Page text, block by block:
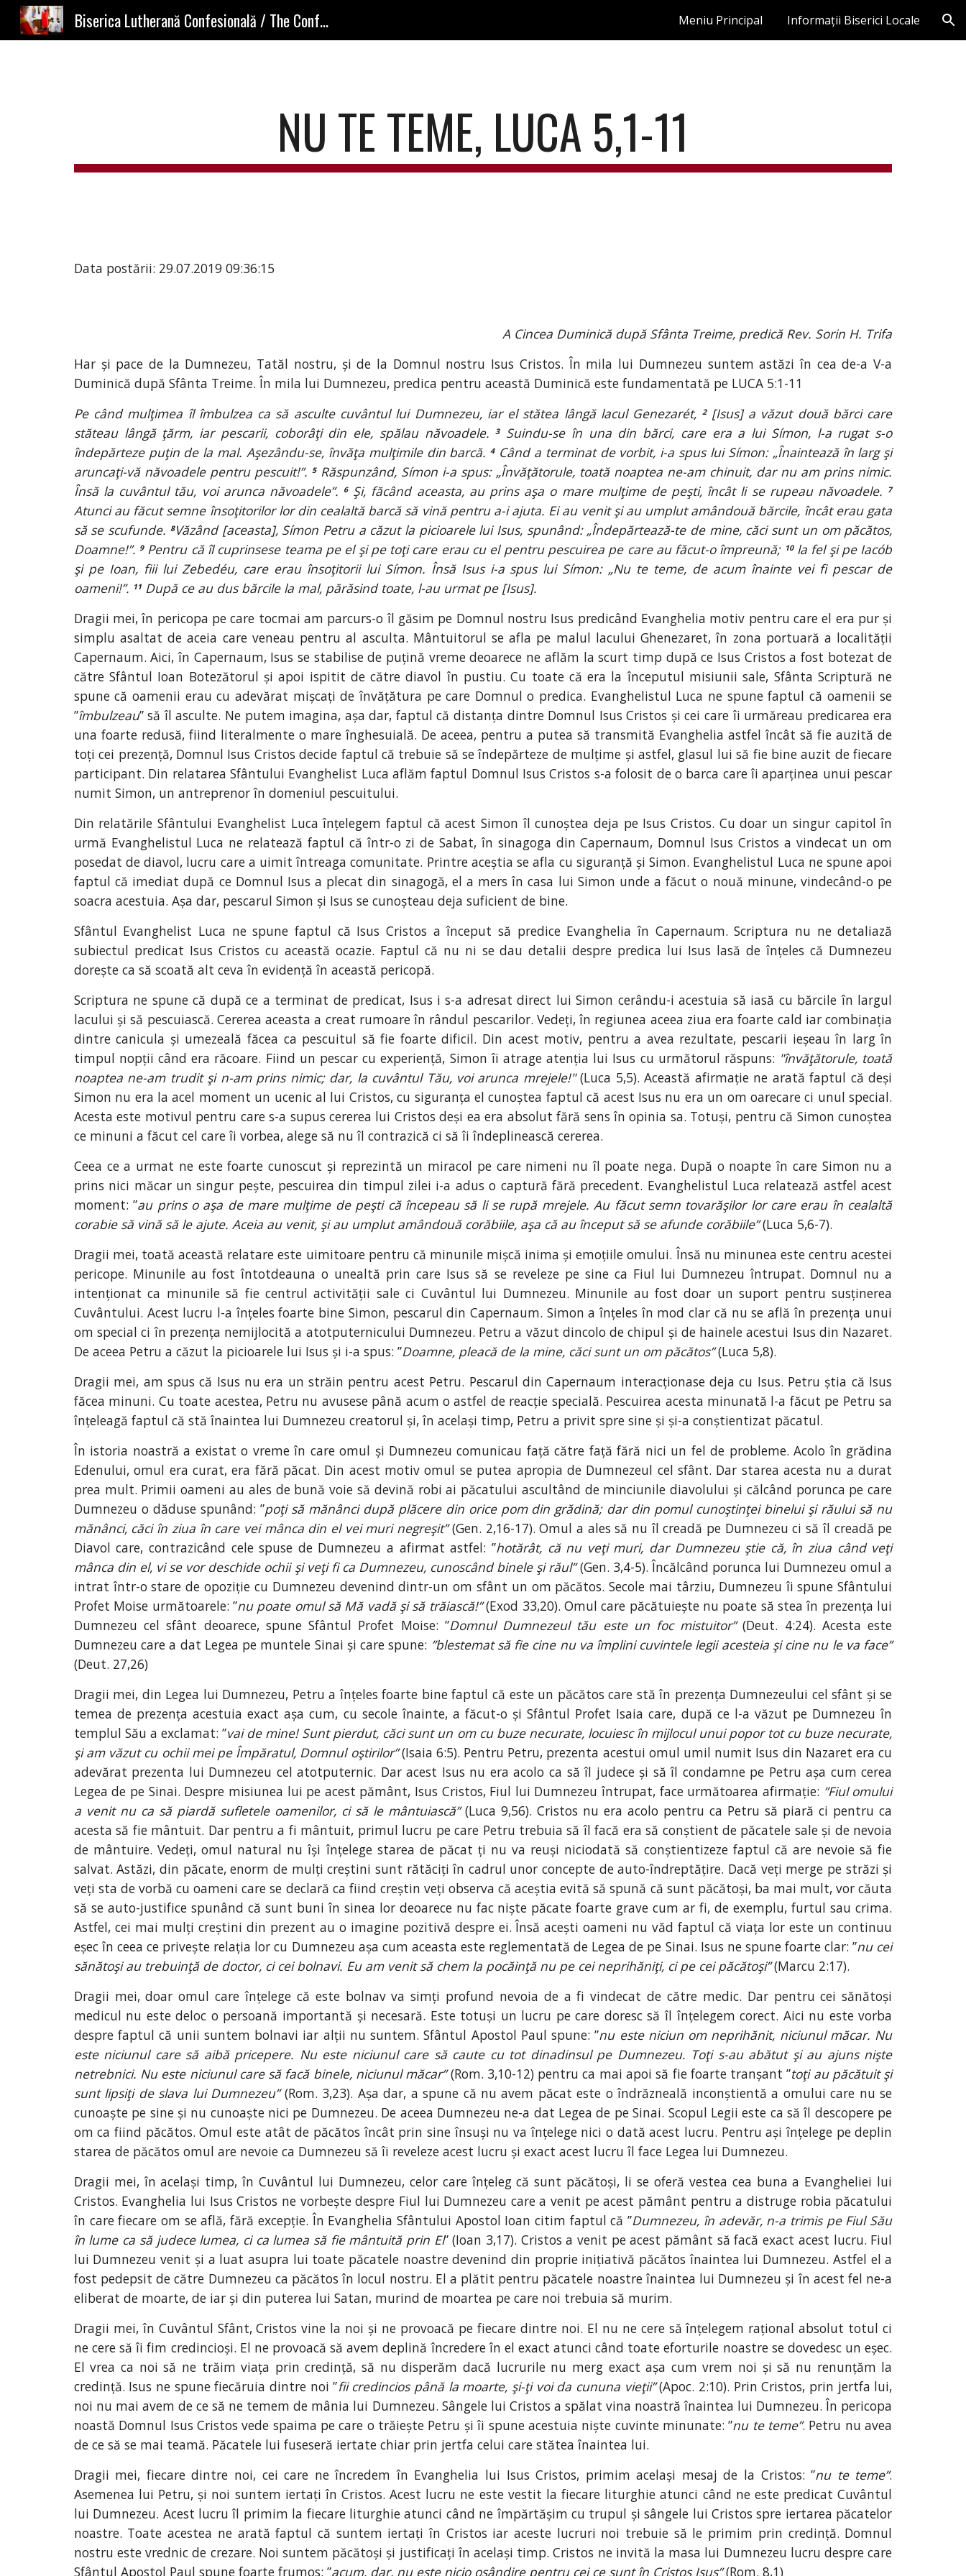
Skip to main content
Biserica Lutherană Confesională / The Confessional Lutheran Church Meniu Principal Informații Biserici Locale
NU TE TEME, LUCA 5,1-11
Data postării: 29.07.2019 09:36:15
A Cincea Duminică după Sfânta Treime, predică Rev. Sorin H. Trifa
Har și pace de la Dumnezeu, Tatăl nostru, și de la Domnul nostru Isus Cristos. În mila lui Dumnezeu suntem astăzi în cea de-a V-a
Duminică după Sfânta Treime. În mila lui Dumnezeu, predica pentru această Duminică este fundamentată pe LUCA 5:1-11
Pe când mulţimea îl îmbulzea ca să asculte cuvântul lui Dumnezeu, iar el stătea lângă lacul Genezarét, 2[Isus] a văzut două bărci care
stăteau lângă ţărm, iar pescarii, coborâţi din ele, spălau năvoadele.3Suindu-se în una din bărci, care era a lui Símon, l-a rugat s-o
îndepărteze puţin de la mal. Aşezându-se, învăţa mulţimile din barcă.4Când a terminat de vorbit, i-a spus lui Símon: „Înaintează în larg şi
aruncaţi-vă năvoadele pentru pescuit!”. 5Răspunzând, Símon i-a spus: „Învăţătorule, toată noaptea ne-am chinuit, dar nu am prins nimic.
Însă la cuvântul tău, voi arunca năvoadele”.
6Şi, făcând aceasta, au prins aşa o mare mulţime de peşti, încât li se rupeau năvoadele. 7
Atunci au făcut semne însoţitorilor lor din cealaltă barcă să vină pentru a-i ajuta. Ei au venit şi au umplut amândouă bărcile, încât erau gata
să se scufunde. 8Văzând [aceasta], Símon Petru a căzut la picioarele lui Isus, spunând: „Îndepărtează-te de mine, căci sunt un om păcătos,
Doamne!”. 9Pentru că îl cuprinsese teama pe el şi pe toţi care erau cu el pentru pescuirea pe care au făcut-o împreună; 10la fel şi pe Iacób
şi pe Ioan, fiii lui Zebedéu, care erau însoţitorii lui Símon. Însă Isus i-a spus lui Símon: „Nu te teme, de acum înainte vei fi pescar de
oameni!”. 11După ce au dus bărcile la mal, părăsind toate, l-au urmat pe [Isus].
Dragii mei, în pericopa pe care tocmai am parcurs-o îl găsim pe Domnul nostru Isus predicând Evanghelia motiv pentru care el era pur și
simplu asaltat de aceia care veneau pentru al asculta. Mântuitorul se afla pe malul lacului Ghenezaret, în zona portuară a localității
Capernaum. Aici, în Capernaum, Isus se stabilise de puțină vreme deoarece ne aflăm la scurt timp după ce Isus Cristos a fost botezat de
către Sfântul Ioan Botezătorul și apoi ispitit de către diavol în pustiu. Cu toate că era la începutul misiunii sale, Sfânta Scriptură ne
spune că oamenii erau cu adevărat mișcați de învățătura pe care Domnul o predica. Evanghelistul Luca ne spune faptul că oamenii se
”îmbulzeau” să îl asculte. Ne putem imagina, așa dar, faptul că distanța dintre Domnul Isus Cristos și cei care îi urmăreau predicarea era
una foarte redusă, fiind literalmente o mare înghesuială. De aceea, pentru a putea să transmită Evanghelia astfel încât să fie auzită de
toți cei prezență, Domnul Isus Cristos decide faptul că trebuie să se îndepărteze de mulțime și astfel, glasul lui să fie bine auzit de fiecare
participant. Din relatarea Sfântului Evanghelist Luca aflăm faptul Domnul Isus Cristos s-a folosit de o barca care îi aparținea unui pescar
numit Simon, un antreprenor în domeniul pescuitului.
Din relatările Sfântului Evanghelist Luca înțelegem faptul că acest Simon îl cunoștea deja pe Isus Cristos. Cu doar un singur capitol în
urmă Evanghelistul Luca ne relatează faptul că într-o zi de Sabat, în sinagoga din Capernaum, Domnul Isus Cristos a vindecat un om
posedat de diavol, lucru care a uimit întreaga comunitate. Printre aceștia se afla cu siguranță și Simon. Evanghelistul Luca ne spune apoi
faptul că imediat după ce Domnul Isus a plecat din sinagogă, el a mers în casa lui Simon unde a făcut o nouă minune, vindecând-o pe
soacra acestuia. Așa dar, pescarul Simon și Isus se cunoșteau deja suficient de bine.
Sfântul Evanghelist Luca ne spune faptul că Isus Cristos a început să predice Evanghelia în Capernaum. Scriptura nu ne detaliază
subiectul predicat Isus Cristos cu această ocazie. Faptul că nu ni se dau detalii despre predica lui Isus lasă de înțeles că Dumnezeu
dorește ca să scoată alt ceva în evidență în această pericopă.
Scriptura ne spune că după ce a terminat de predicat, Isus i s-a adresat direct lui Simon cerându-i acestuia să iasă cu bărcile în largul
lacului și să pescuiască. Cererea aceasta a creat rumoare în rândul pescarilor. Vedeți, în regiunea aceea ziua era foarte cald iar combinația
dintre canicula și umezeală făcea ca pescuitul să fie foarte dificil. Din acest motiv, pentru a avea rezultate, pescarii ieșeau în larg în
timpul nopții când era răcoare. Fiind un pescar cu experiență, Simon îi atrage atenția lui Isus cu următorul răspuns: "învăţătorule, toată
noaptea ne-am trudit şi n-am prins nimic; dar, la cuvântul Tău, voi arunca mrejele!"(Luca 5,5). Această afirmație ne arată faptul că deși
Simon nu era la acel moment un ucenic al lui Cristos, cu siguranța el cunoștea faptul că acest Isus nu era un om oarecare ci unul special.
Acesta este motivul pentru care s-a supus cererea lui Cristos deși ea era absolut fără sens în opinia sa. Totuși, pentru că Simon cunoștea
ce minuni a făcut cel care îi vorbea, alege să nu îl contrazică ci să îi îndeplinească cererea.
Ceea ce a urmat ne este foarte cunoscut și reprezintă un miracol pe care nimeni nu îl poate nega. După o noapte în care Simon nu a
prins nici măcar un singur pește, pescuirea din timpul zilei i-a adus o captură fără precedent. Evanghelistul Luca relatează astfel acest
moment: ”au prins o aşa de mare mulţime de peşti că începeau să li se rupă mrejele. Au făcut semn tovarăşilor lor care erau în cealaltă
corabie să vină să le ajute. Aceia au venit, şi au umplut amândouă corăbiile, aşa că au început să se afunde corăbiile”(Luca 5,6-7).
Dragii mei, toată această relatare este uimitoare pentru că minunile mișcă inima și emoțiile omului. Însă nu minunea este centru acestei
pericope. Minunile au fost întotdeauna o unealtă prin care Isus să se reveleze pe sine ca Fiul lui Dumnezeu întrupat. Domnul nu a
intenționat ca minunile să fie centrul activității sale ci Cuvântul lui Dumnezeu. Minunile au fost doar un suport pentru susținerea
Cuvântului. Acest lucru l-a înțeles foarte bine Simon, pescarul din Capernaum. Simon a înțeles în mod clar că nu se află în prezența unui
om special ci în prezența nemijlocită a atotputernicului Dumnezeu. Petru a văzut dincolo de chipul și de hainele acestui Isus din Nazaret.
De aceea Petru a căzut la picioarele lui Isus și i-a spus: ”Doamne, pleacă de la mine, căci sunt un om păcătos”(Luca 5,8).
Dragii mei, am spus că Isus nu era un străin pentru acest Petru. Pescarul din Capernaum interacționase deja cu Isus. Petru știa că Isus
făcea minuni. Cu toate acestea, Petru nu avusese până acum o astfel de reacție specială. Pescuirea acesta minunată l-a făcut pe Petru sa
înțeleagă faptul că stă înaintea lui Dumnezeu creatorul și, în același timp, Petru a privit spre sine și și-a conștientizat păcatul.
În istoria noastră a existat o vreme în care omul și Dumnezeu comunicau față către față fără nici un fel de probleme. Acolo în grădina
Edenului, omul era curat, era fără păcat. Din acest motiv omul se putea apropia de Dumnezeul cel sfânt. Dar starea acesta nu a durat
prea mult. Primii oameni au ales de bună voie să devină robi ai păcatului ascultând de minciunile diavolului și călcând porunca pe care
Dumnezeu o dăduse spunând: ”poţi să mănânci după plăcere din orice pom din grădină; dar din pomul cunoştinţei binelui şi răului să nu
mănânci, căci în ziua în care vei mânca din el vei muri negreşit”(Gen. 2,16-17). Omul a ales să nu îl creadă pe Dumnezeu ci să îl creadă pe
Diavol care, contrazicând cele spuse de Dumnezeu a afirmat astfel: ”hotărât, că nu veţi muri, dar Dumnezeu ştie că, în ziua când veţi
mânca din el, vi se vor deschide ochii şi veţi fi ca Dumnezeu, cunoscând binele şi răul”(Gen. 3,4-5). Încălcând porunca lui Dumnezeu omul a
intrat într-o stare de opoziție cu Dumnezeu devenind dintr-un om sfânt un om păcătos. Secole mai târziu, Dumnezeu îi spune Sfântului
Profet Moise următoarele: ”nu poate omul să Mă vadă şi să trăiască!”(Exod 33,20). Omul care păcătuiește nu poate să stea în prezența lui
Dumnezeu cel sfânt deoarece, spune Sfântul Profet Moise: ”Domnul Dumnezeul tău este un foc mistuitor”(Deut. 4:24). Acesta este
Dumnezeu care a dat Legea pe muntele Sinai și care spune: ”blestemat să fie cine nu va împlini cuvintele legii acesteia şi cine nu le va face”
(Deut. 27,26)
Dragii mei, din Legea lui Dumnezeu, Petru a înțeles foarte bine faptul că este un păcătos care stă în prezența Dumnezeului cel sfânt și se
temea de prezența acestuia exact așa cum, cu secole înainte, a făcut-o și Sfântul Profet Isaia care, după ce l-a văzut pe Dumnezeu în
templul Său a exclamat: ”vai de mine! Sunt pierdut, căci sunt un om cu buze necurate, locuiesc în mijlocul unui popor tot cu buze necurate,
şi am văzut cu ochii mei pe Împăratul, Domnul oştirilor”(Isaia 6:5). Pentru Petru, prezenta acestui omul umil numit Isus din Nazaret era cu
adevărat prezenta lui Dumnezeu cel atotputernic. Dar acest Isus nu era acolo ca să îl judece și să îl condamne pe Petru așa cum cerea
Legea de pe Sinai. Despre misiunea lui pe acest pământ, Isus Cristos, Fiul lui Dumnezeu întrupat, face următoarea afirmație: ”Fiul omului
a venit nu ca să piardă sufletele oamenilor, ci să le mântuiască”(Luca 9,56). Cristos nu era acolo pentru ca Petru să piară ci pentru ca
acesta să fie mântuit. Dar pentru a fi mântuit, primul lucru pe care Petru trebuia să îl facă era să conștient de păcatele sale și de nevoia
de mântuire. Vedeți, omul natural nu își înțelege starea de păcat ți nu va reuși niciodată să conștientizeze faptul că are nevoie să fie
salvat. Astăzi, din păcate, enorm de mulți creștini sunt rătăciți în cadrul unor concepte de auto-îndreptățire. Dacă veți merge pe străzi și
veți sta de vorbă cu oameni care se declară ca fiind creștin veți observa că aceștia evită să spună că sunt păcătoși, ba mai mult, vor căuta
să se auto-justifice spunând că sunt buni în sinea lor deoarece nu fac niște păcate foarte grave cum ar fi, de exemplu, furtul sau crima.
Astfel, cei mai mulți creștini din prezent au o imagine pozitivă despre ei. Însă acești oameni nu văd faptul că viața lor este un continuu
eșec în ceea ce privește relația lor cu Dumnezeu așa cum aceasta este reglementată de Legea de pe Sinai. Isus ne spune foarte clar: ”nu cei
sănătoşi au trebuinţă de doctor, ci cei bolnavi. Eu am venit să chem la pocăinţă nu pe cei neprihăniţi, ci pe cei păcătoşi”(Marcu 2:17).
Dragii mei, doar omul care înțelege că este bolnav va simți profund nevoia de a fi vindecat de către medic. Dar pentru cei sănătoși
medicul nu este deloc o persoană importantă și necesară. Este totuși un lucru pe care doresc să îl înțelegem corect. Aici nu este vorba
despre faptul că unii suntem bolnavi iar alții nu suntem. Sfântul Apostol Paul spune: ”nu este niciun om neprihănit, niciunul măcar. Nu
este niciunul care să aibă pricepere. Nu este niciunul care să caute cu tot dinadinsul pe Dumnezeu. Toţi s-au abătut şi au ajuns nişte
netrebnici. Nu este niciunul care să facă binele, niciunul măcar”(Rom. 3,10-12) pentru ca mai apoi să fie foarte tranșant ”toţi au păcătuit şi
sunt lipsiţi de slava lui Dumnezeu”(Rom. 3,23). Așa dar, a spune că nu avem păcat este o îndrăzneală inconștientă a omului care nu se
cunoaște pe sine și nu cunoaște nici pe Dumnezeu. De aceea Dumnezeu ne-a dat Legea de pe Sinai. Scopul Legii este ca să îl descopere pe
om ca fiind păcătos. Omul este atât de păcătos încât prin sine însuși nu va înțelege nici o dată acest lucru. Pentru ași înțelege pe deplin
starea de păcătos omul are nevoie ca Dumnezeu să îi reveleze acest lucru și exact acest lucru îl face Legea lui Dumnezeu.
Dragii mei, în același timp, în Cuvântul lui Dumnezeu, celor care înțeleg că sunt păcătoși, li se oferă vestea cea buna a Evangheliei lui
Cristos. Evanghelia lui Isus Cristos ne vorbește despre Fiul lui Dumnezeu care a venit pe acest pământ pentru a distruge robia păcatului
în care fiecare om se află, fără excepție. În Evanghelia Sfântului Apostol Ioan citim faptul că ”Dumnezeu, în adevăr, n-a trimis pe Fiul Său
în lume ca să judece lumea, ci ca lumea să fie mântuită prin El” (Ioan 3,17). Cristos a venit pe acest pământ să facă exact acest lucru. Fiul
lui Dumnezeu venit și a luat asupra lui toate păcatele noastre devenind din proprie inițiativă păcătos înaintea lui Dumnezeu. Astfel el a
fost pedepsit de către Dumnezeu ca păcătos în locul nostru. El a plătit pentru păcatele noastre înaintea lui Dumnezeu și în acest fel ne-a
eliberat de moarte, de iar și din puterea lui Satan, murind de moartea pe care noi trebuia să murim.
Dragii mei, în Cuvântul Sfânt, Cristos vine la noi și ne provoacă pe fiecare dintre noi. El nu ne cere să înțelegem rațional absolut totul ci
ne cere să îi fim credincioși. El ne provoacă să avem deplină încredere în el exact atunci când toate eforturile noastre se dovedesc un eșec.
El vrea ca noi să ne trăim viața prin credință, să nu disperăm dacă lucrurile nu merg exact așa cum vrem noi și să nu renunțăm la
credință. Isus ne spune fiecăruia dintre noi ”fii credincios până la moarte, şi-ţi voi da cununa vieţii”(Apoc. 2:10). Prin Cristos, prin jertfa lui,
noi nu mai avem de ce să ne temem de mânia lui Dumnezeu. Sângele lui Cristos a spălat vina noastră înaintea lui Dumnezeu. În pericopa
noastă Domnul Isus Cristos vede spaima pe care o trăiește Petru și îi spune acestuia niște cuvinte minunate: ”nu te teme”. Petru nu avea
de ce să se mai teamă. Păcatele lui fuseseră iertate chiar prin jertfa celui care stătea înaintea lui.
Dragii mei, fiecare dintre noi, cei care ne încredem în Evanghelia lui Isus Cristos, primim același mesaj de la Cristos: ”nu te teme”.
Asemenea lui Petru, și noi suntem iertați în Cristos. Acest lucru ne este vestit la fiecare liturghie atunci când ne este predicat Cuvântul
lui Dumnezeu. Acest lucru îl primim la fiecare liturghie atunci când ne împărtășim cu trupul și sângele lui Cristos spre iertarea păcatelor
noastre. Toate acestea ne arată faptul că suntem iertați în Cristos iar aceste lucruri noi trebuie să le primim prin credință. Domnul
nostru este vrednic de crezare. Noi suntem păcătoși și justificați în același timp. Cristos ne invită la masa lui Dumnezeu lucru despre care
Sfântul Apostol Paul spune foarte frumos: ”acum, dar, nu este nicio osândire pentru cei ce sunt în Cristos Isus”(Rom. 8,1)